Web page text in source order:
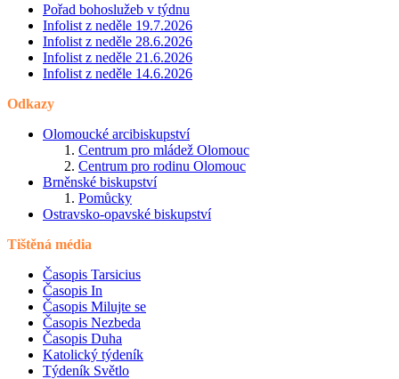
Pořad bohoslužeb v týdnu
Infolist z neděle 19.7.2026
Infolist z neděle 28.6.2026
Infolist z neděle 21.6.2026
Infolist z neděle 14.6.2026
Odkazy
Olomoucké arcibiskupství
Centrum pro mládež Olomouc
Centrum pro rodinu Olomouc
Brněnské biskupství
Pomůcky
Ostravsko-opavské biskupství
Tištěná média
Časopis Tarsicius
Časopis In
Časopis Milujte se
Časopis Nezbeda
Časopis Duha
Katolický týdeník
Týdeník Světlo